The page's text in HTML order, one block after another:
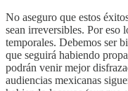
No aseguro que estos
sean irreversibles. Por eso
temporales. Debemos ser
que seguirá habiendo
podrán venir mejor
audiencias mexicanas